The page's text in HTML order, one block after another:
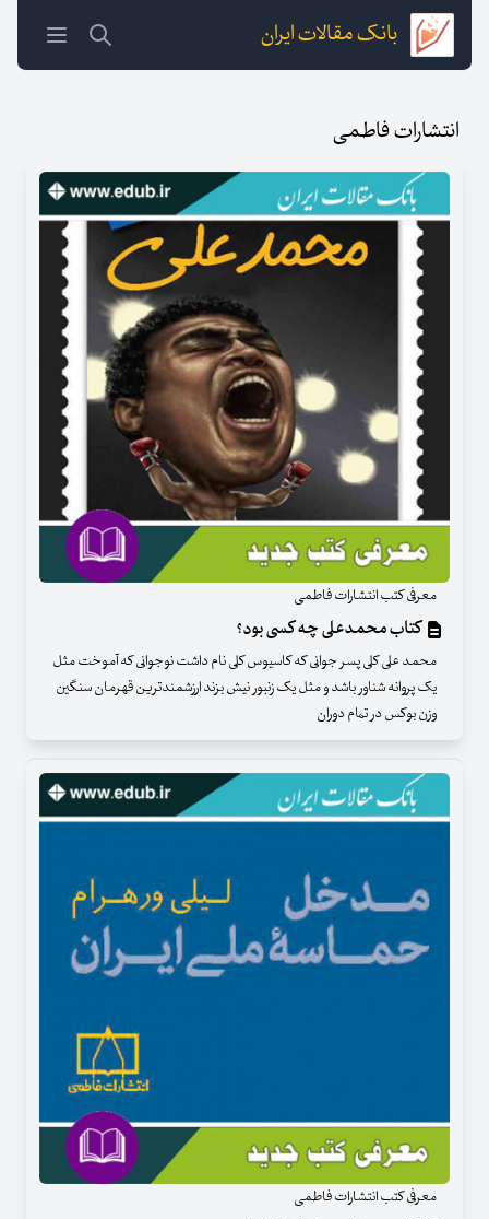
بانک مقالات ایران
انتشارات فاطمی
معرفی کتب انتشارات فاطمی
کتاب محمدعلی چه کسی بود؟
محمد علی کلی پسر جوانی که کاسیوس کلی نام داشت نوجوانی که آموخت مثل
یک پروانه شناور باشد و مثل یک زنبور نیش بزند ارزشمندترین قهرمان سنگین
وزن بوکس در تمام دوران
معرفی کتب انتشارات فاطمی